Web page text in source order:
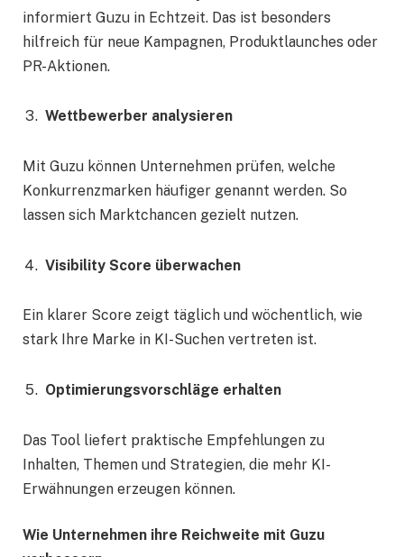
informiert Guzu in Echtzeit. Das ist besonders
hilfreich für neue Kampagnen, Produktlaunches oder
PR-Aktionen.
Wettbewerber analysieren
Mit Guzu können Unternehmen prüfen, welche
Konkurrenzmarken häufiger genannt werden. So
lassen sich Marktchancen gezielt nutzen.
Visibility Score überwachen
Ein klarer Score zeigt täglich und wöchentlich, wie
stark Ihre Marke in KI-Suchen vertreten ist.
Optimierungsvorschläge erhalten
Das Tool liefert praktische Empfehlungen zu
Inhalten, Themen und Strategien, die mehr KI-
Erwähnungen erzeugen können.
Wie Unternehmen ihre Reichweite mit Guzu